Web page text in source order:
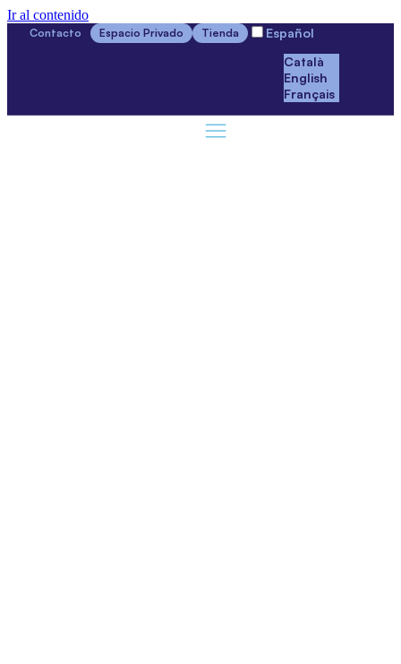
Ir al contenido
Contacto Espacio Privado Tienda
Español
Català
English
Français